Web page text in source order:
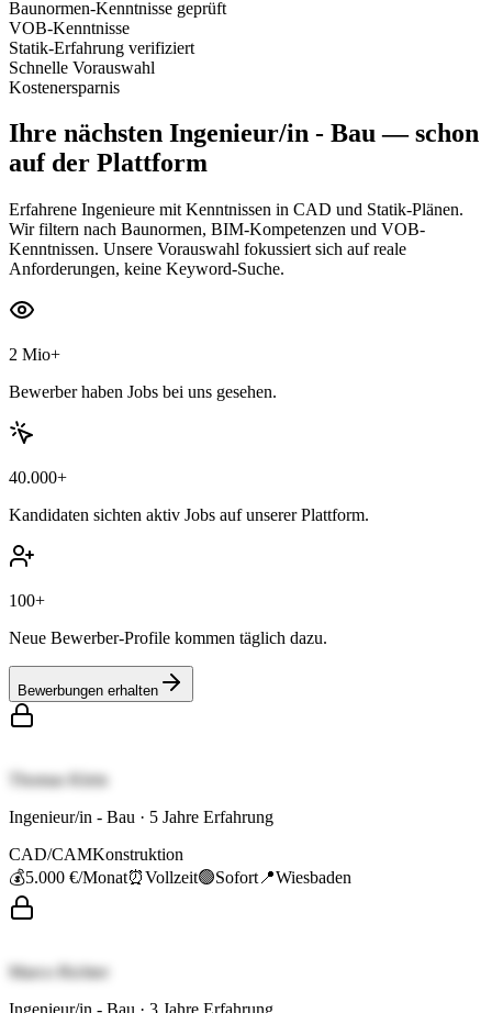
Baunormen-Kenntnisse geprüft
VOB-Kenntnisse
Statik-Erfahrung verifiziert
Schnelle Vorauswahl
Kostenersparnis
Ihre nächsten Ingenieur/in - Bau— schon
auf der Plattform
Erfahrene Ingenieure mit Kenntnissen in CAD und Statik-Plänen.
Wir filtern nach Baunormen, BIM-Kompetenzen und VOB-
Kenntnissen. Unsere Vorauswahl fokussiert sich auf reale
Anforderungen, keine Keyword-Suche.
2 Mio+
Bewerber haben Jobs bei uns gesehen.
40.000+
Kandidaten sichten aktiv Jobs auf unserer Plattform.
100+
Neue Bewerber-Profile kommen täglich dazu.
Bewerbungen erhalten
Thomas Klein
Ingenieur/in - Bau · 5 Jahre Erfahrung
CAD/CAMKonstruktion
💰5.000 €/Monat⏰Vollzeit🟢Sofort 📍Wiesbaden
Marco Richter